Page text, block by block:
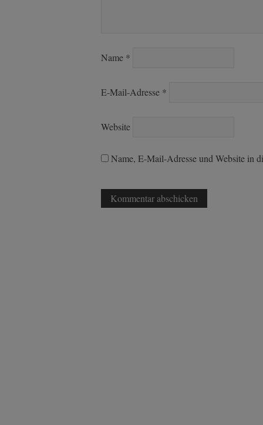
Name *
E-Mail-Adresse *
Website
Name, E-Mail-Adresse und Website in